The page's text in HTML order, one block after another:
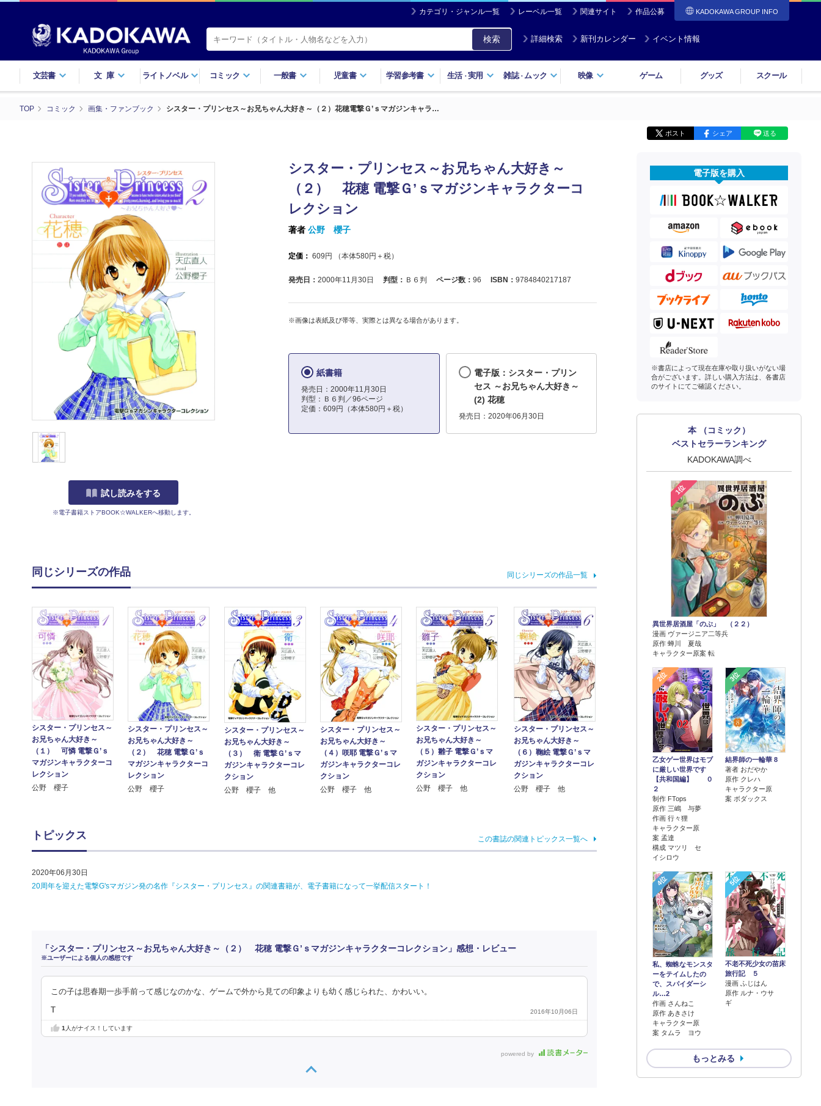
カテゴリ・ジャンル一覧 レーベル一覧 関連サイト 作品公募 KADOKAWA GROUP INFO
検索 詳細検索 新刊カレンダー イベント情報
文芸書 文庫 ライトノベル コミック 一般書 児童書 学習参考書 生活・実用 雑誌・ ムック 映像 ゲーム グッズ スクール
TOP コミック 画集・ファンブック シスター・プリンセス～お兄ちゃん大好き～（２）花穂電撃Ｇ’ｓマガジンキャラ…
ポスト シェア 送る
試し読みをする
※電子書籍ストアBOOK☆WALKERへ移動します。
シスター・プリンセス～お兄ちゃん大好き～
（２） 花穂 電撃Ｇ’ｓマガジンキャラクターコ
レクション
著者 公野 櫻子
定価： 609 円 （本体580円＋税）
発売日： 2000年11月30日 判型： Ｂ６判 ページ数： 96 ISBN： 9784840217187
※画像は表紙及び帯等、実際とは異なる場合があります。
紙書籍
発売日：2000年11月30日
判型：Ｂ６判／96ページ
定価：609円（本体580円＋税）
電子版：シスター・プリン
セス ～お兄ちゃん大好き～
(2) 花穂
発売日：2020年06月30日
同じシリーズの作品 同じシリーズの作品一覧
シスター・プリンセス～
お兄ちゃん大好き～
（１） 可憐 電撃Ｇ’ｓ
マガジンキャラクターコ
レクション
公野 櫻子
シスター・プリンセス～
お兄ちゃん大好き～
（２） 花穂 電撃Ｇ’ｓ
マガジンキャラクターコ
レクション
公野 櫻子
シスター・プリンセス～
お兄ちゃん大好き～
（３） 衛 電撃Ｇ’ｓマ
ガジンキャラクターコレ
クション
公野 櫻子 他
シスター・プリンセス～
お兄ちゃん大好き～
（４）咲耶 電撃Ｇ’ｓマ
ガジンキャラクターコレ
クション
公野 櫻子 他
シスター・プリンセス～
お兄ちゃん大好き～
（５）雛子 電撃Ｇ’ｓマ
ガジンキャラクターコレ
クション
公野 櫻子 他
シスター・プリンセス～
お兄ちゃん大好き～
（６）鞠絵 電撃Ｇ’ｓマ
ガジンキャラクターコレ
クション
公野 櫻子 他
トピックス この書誌の関連トピックス一覧へ
2020年06月30日
20周年を迎えた電撃G'sマガジン発の名作『シスター・プリンセス』の関連書籍が、電子書籍になって一挙配信スタート！
「シスター・プリンセス～お兄ちゃん大好き～（２） 花穂 電撃Ｇ’ｓマガジンキャラクターコレクション」感想・レビュー
※ユーザーによる個人の感想です
この子は思春期一歩手前って感じなのかな、ゲームで外から見ての印象よりも幼く感じられた、かわいい。
T 2016年10月06日
1 人がナイス！しています
powered by
電子版を購入
※書店によって現在在庫や取り扱いがない場
合がございます。詳しい購入方法は、各書店
のサイトにてご確認ください。
本 （コミック）
ベストセラーランキング
KADOKAWA調べ
1位
異世界居酒屋「のぶ」 （２２）
漫画 ヴァージニア二等兵
原作 蝉川 夏哉
キャラクター原案 転
2位
乙女ゲー世界はモブ
に厳しい世界です
【共和国編】 ０
２
制作 FTops
原作 三嶋 与夢
作画 行々狸
キャラクター原
案 孟達
構成 マツリ セ
イシロウ
3位
結界師の一輪華 8
著者 おだやか
原作 クレハ
キャラクター原
案 ボダックス
4位
私、蜘蛛なモンスタ
ーをテイムしたの
で、スパイダーシ
ル…2
作画 さんねこ
原作 あきさけ
キャラクター原
案 タムラ ヨウ
5位
不老不死少女の苗床
旅行記 ５
漫画 ふじはん
原作 ルナ・ウサ
ギ
もっとみる